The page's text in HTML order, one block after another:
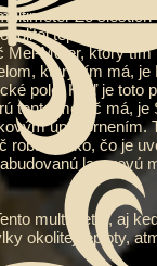
Zo
teploty a
Meter, ktorý
ktorý tím má,
pole. Keď je
merač má,
všetko, čo je
multimeter, aj
okolitej teploty,